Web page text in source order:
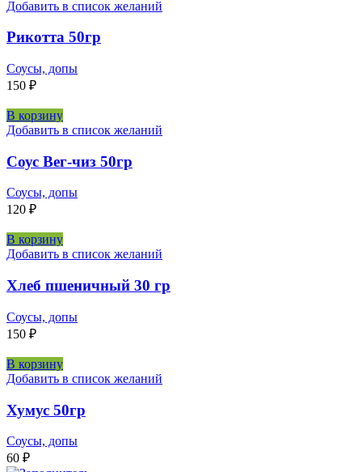
Добавить в список желаний
Рикотта 50гр
Соусы, допы
150 ₽
В корзину
Добавить в список желаний
Соус Вег-чиз 50гр
Соусы, допы
120 ₽
В корзину
Добавить в список желаний
Хлеб пшеничный 30 гр
Соусы, допы
150 ₽
В корзину
Добавить в список желаний
Хумус 50гр
Соусы, допы
60 ₽